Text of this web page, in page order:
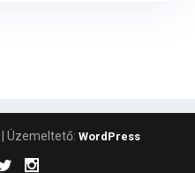
| Üzemeltető: WordPress